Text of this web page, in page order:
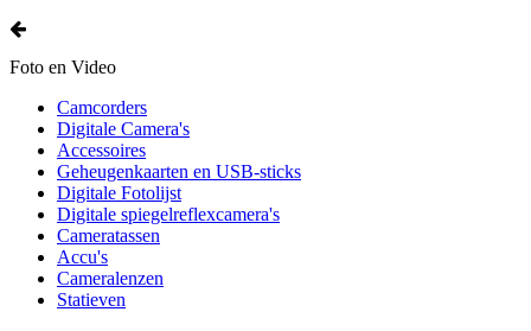
Foto en Video
Camcorders
Digitale Camera's
Accessoires
Geheugenkaarten en USB-sticks
Digitale Fotolijst
Digitale spiegelreflexcamera's
Cameratassen
Accu's
Cameralenzen
Statieven